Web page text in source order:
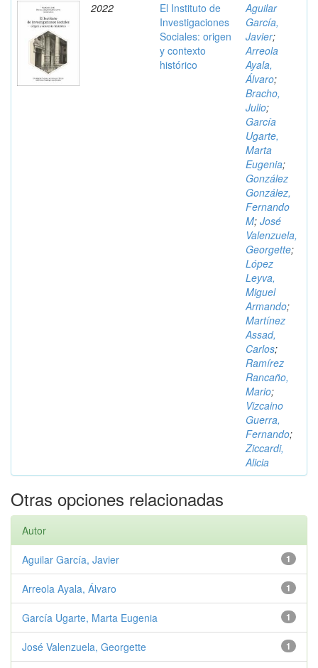
2022
El Instituto de
Investigaciones
Sociales: origen
y contexto
histórico
Aguilar
García,
Javier;
Arreola
Ayala,
Álvaro;
Bracho,
Julio;
García
Ugarte,
Marta
Eugenia;
González
González,
Fernando
M; José
Valenzuela,
Georgette;
López
Leyva,
Miguel
Armando;
Martínez
Assad,
Carlos;
Ramírez
Rancaño,
Mario;
Vizcaino
Guerra,
Fernando;
Ziccardi,
Alicia
Otras opciones relacionadas
Autor
1
Aguilar García, Javier
1
Arreola Ayala, Álvaro
1
García Ugarte, Marta Eugenia
1
José Valenzuela, Georgette